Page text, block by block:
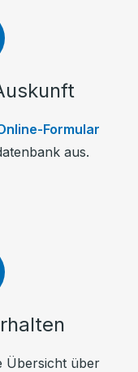
Formular
aus.
Übersicht über